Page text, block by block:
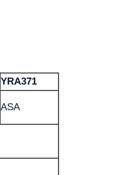
YRA371
ASA